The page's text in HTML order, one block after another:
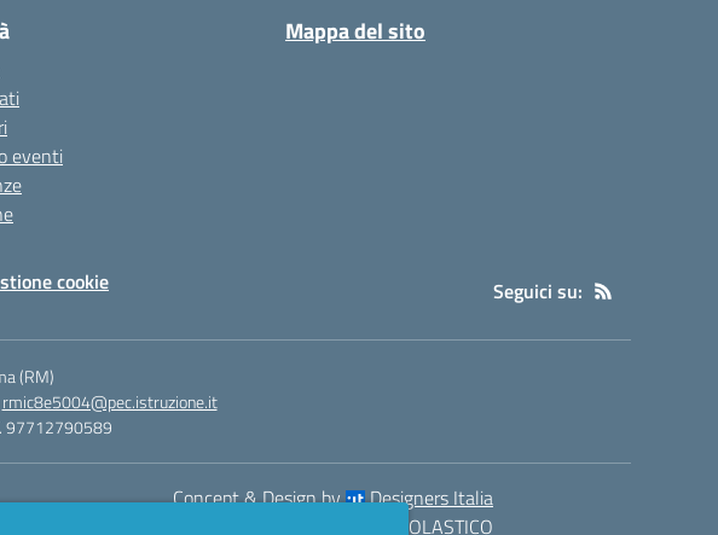
eventi
Mappa del sito
cookie Seguici su:
(RM)
rmic8e5004@pec.istruzione.it
97712790589
Concept & Design by
Designers Italia
SCUOLASTICO